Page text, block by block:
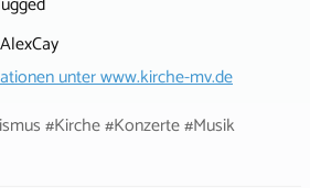
unterwww.kirche-mv.de
#Kirche #Konzerte #Musik